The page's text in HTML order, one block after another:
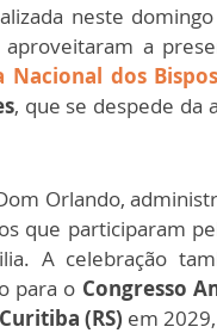
neste
a
Nacional dos
, que se despede da
Orlando,
que participaram
A celebração
para o Congresso
Curitiba (RS) em